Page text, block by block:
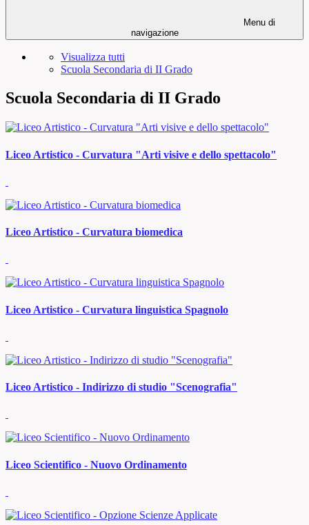
Menu di
navigazione
Visualizza tutti
Scuola Secondaria di II Grado
Scuola Secondaria di II Grado
Liceo Artistico - Curvatura "Arti visive e dello spettacolo"
Liceo Artistico - Curvatura biomedica
Liceo Artistico - Curvatura linguistica Spagnolo
Liceo Artistico - Indirizzo di studio "Scenografia"
Liceo Scientifico - Nuovo Ordinamento